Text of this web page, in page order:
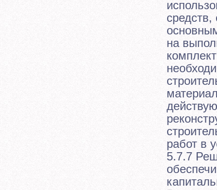
на
работ в
5.7.7